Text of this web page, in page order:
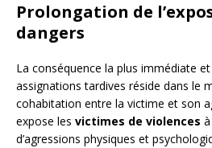
Prolongation de
dangers
La conséquence la plus immédiate
assignations tardives réside dans le
cohabitation entre la victime et son
expose les victimes de violences
d’agressions physiques et